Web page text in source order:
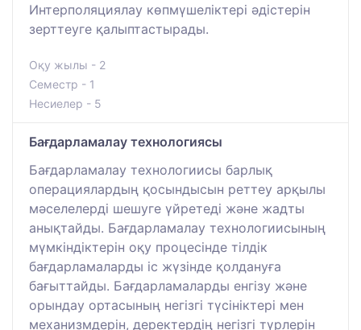
Интерполяциялау көпмүшеліктері әдістерін
зерттеуге қалыптастырады.
Оқу жылы - 2
Семестр - 1
Несиелер - 5
Бағдарламалау технологиясы
Бағдарламалау технологиисы барлық
операциялардың қосындысын реттеу арқылы
мәселелерді шешуге үйретеді және жадты
анықтайды. Бағдарламалау технологиисының
мүмкіндіктерін оқу процесінде тілдік
бағдарламаларды іс жүзінде қолдануға
бағыттайды. Бағдарламаларды енгізу және
орындау ортасының негізгі түсініктері мен
механизмдерін, деректердің негізгі түрлерін